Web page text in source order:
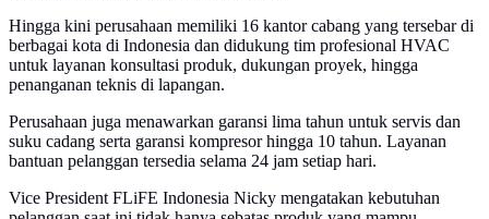
Hingga kini perusahaan memiliki 16 kantor cabang yang tersebar di
berbagai kota di Indonesia dan didukung tim profesional HVAC
untuk layanan konsultasi produk, dukungan proyek, hingga
penanganan teknis di lapangan.
Perusahaan juga menawarkan garansi lima tahun untuk servis dan
suku cadang serta garansi kompresor hingga 10 tahun. Layanan
bantuan pelanggan tersedia selama 24 jam setiap hari.
Vice President FLiFE Indonesia Nicky mengatakan kebutuhan